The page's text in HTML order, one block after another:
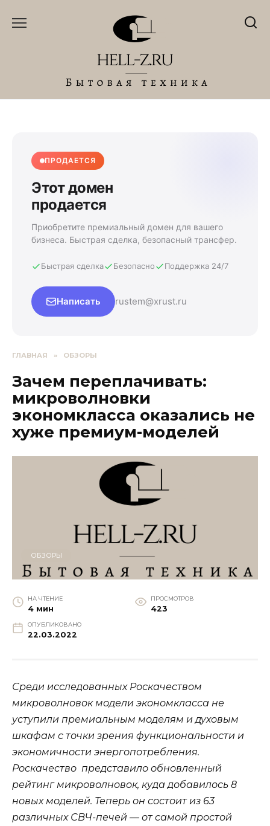
ПРОДАЕТСЯ
Этот домен
продается
Приобретите премиальный домен для вашего
бизнеса. Быстрая сделка, безопасный трансфер.
Быстрая сделка Безопасно Поддержка 24/7
Написать rustem@xrust.ru
ГЛАВНАЯ » ОБЗОРЫ
Зачем переплачивать:
микроволновки
экономкласса оказались не
хуже премиум-моделей
ОБЗОРЫ
НА ЧТЕНИЕ
4 мин
ПРОСМОТРОВ
423
ОПУБЛИКОВАНО
22.03.2022
Среди исследованных Роскачеством
микроволновок модели экономкласса не
уступили премиальным моделям и духовым
шкафам с точки зрения функциональности и
экономичности энергопотребления.
Роскачество представило обновленный
рейтинг микроволновок, куда добавилось 8
новых моделей. Теперь он состоит из 63
различных СВЧ-печей — от самой простой